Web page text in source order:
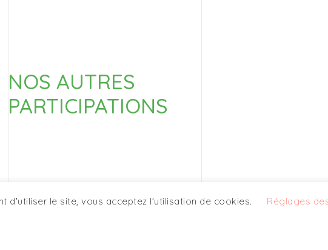
NOS AUTRES
PARTICIPATIONS
d'utiliser le site, vous acceptez l'utilisation de cookies. Réglages